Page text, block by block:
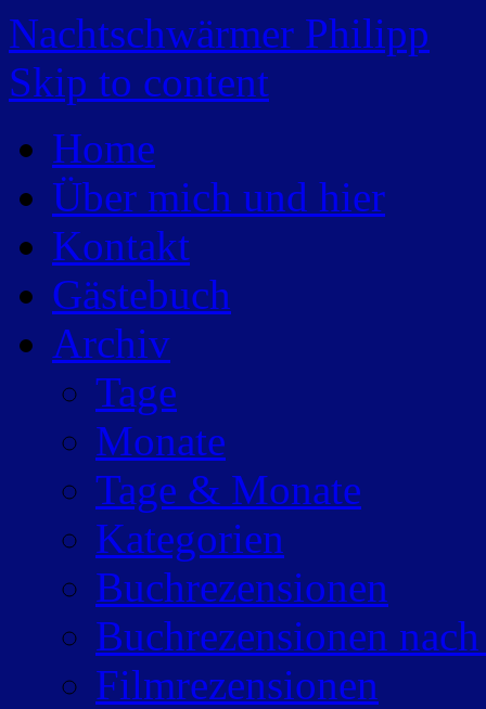
Nachtschwärmer Philipp
Skip to content
Home
Über mich und hier
Kontakt
Gästebuch
Archiv
Tage
Monate
Tage & Monate
Kategorien
Buchrezensionen
Buchrezensionen
Filmrezensionen